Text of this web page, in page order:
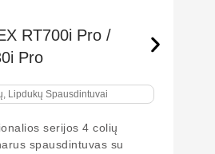
GoDEX RT200i / RT230i
Pažangus 2 colių „Mini“ brūkšninių
kodų spausdintuvas su pramoninio